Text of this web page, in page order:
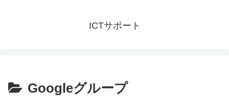
ICTサポート
Googleグループ